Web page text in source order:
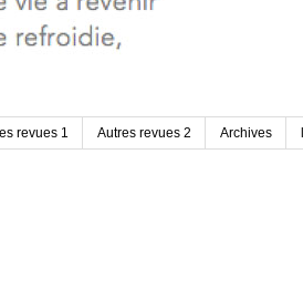
revues 1 Autres revues 2 Archives